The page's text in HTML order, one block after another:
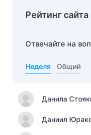
Рейтинг сайта
Отвечайте на
Неделя Общий
Данила
Даниил